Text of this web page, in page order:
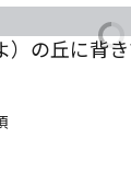
）の丘に背